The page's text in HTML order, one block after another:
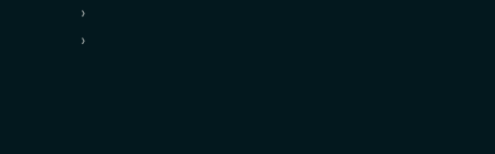
›
›